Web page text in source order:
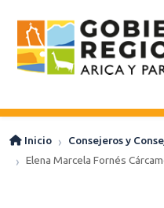
Inicio
Consejeros y
Elena Marcela Fornés